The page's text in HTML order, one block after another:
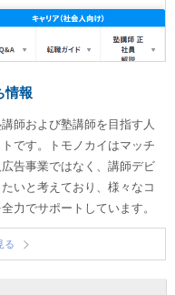
情報
師および塾講師を目指す人
です。トモノカイはマッチ
告事業ではなく、講師デビ
いと考えており、様々なコ
力でサポートしています。
る